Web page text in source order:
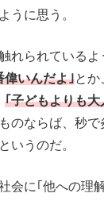
うに思う。
れられている
偉いんだよ｣とか
｢子どもよりも
のならば、秒で
いうのだ。
会に｢他への理